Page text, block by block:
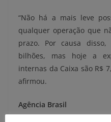
“Não há a mais leve
qualquer operação que
prazo. Por causa
bilhões, mas hoje a
internas da Caixa são R$
afirmou.
Agência Brasil